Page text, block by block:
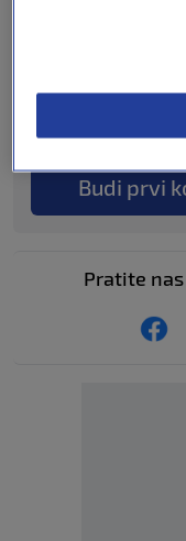
KAKVO JE
Učestvuj u
Budi prvi
Pratite